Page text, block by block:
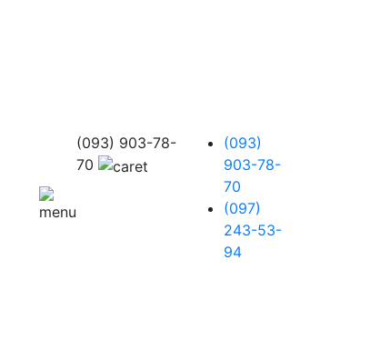
(093) 903-78-
70
(093)
903-78-
70
(097)
243-53-
94